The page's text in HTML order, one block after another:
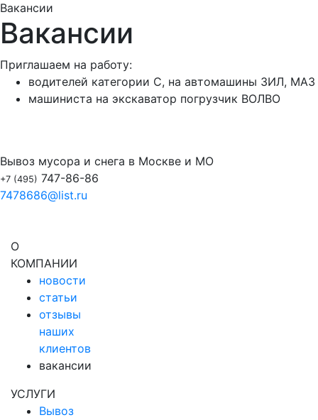
Вакансии
Вакансии
Приглашаем на работу:
водителей категории С, на автомашины ЗИЛ, МАЗ
машиниста на экскаватор погрузчик ВОЛВО
Вывоз мусора и снега в Москве и МО
+7 (495) 747-86-86
7478686@list.ru
О
КОМПАНИИ
новости
статьи
отзывы
наших
клиентов
вакансии
УСЛУГИ
Вывоз